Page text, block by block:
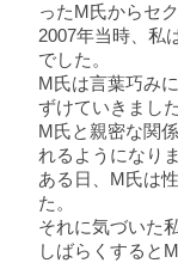
ったM氏からセ
2007年当時、私
でした。
M氏は言葉巧み
ずけていきました
M氏と親密な関
れるようになり
ある日、M氏は
た。
それに気づいた
しばらくすると